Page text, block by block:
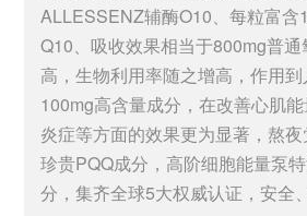
ALLESSENZ辅酶O10、每粒富含
Q10、吸收效果相当于800mg普
高，生物利用率随之增高，作用到
100mg高含量成分，在改善心肌
炎症等方面的效果更为显著，熬夜
珍贵PQQ成分，高阶细胞能量泵
分，集齐全球5大权威认证，安全